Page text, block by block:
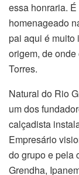
essa honraria.
homenageado
pai aqui é muito
origem, de onde
Torres.
Natural do Rio
um dos
calçadista
Empresário
do grupo e pela
Grendha,